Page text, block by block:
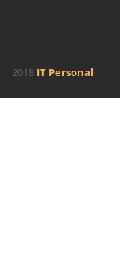
2018 IT Personal